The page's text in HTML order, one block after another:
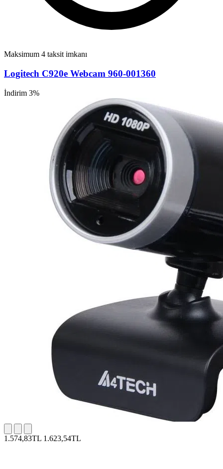
Maksimum 4 taksit imkanı
Logitech C920e Webcam 960-001360
İndirim 3%
1.574,83TL 1.623,54TL